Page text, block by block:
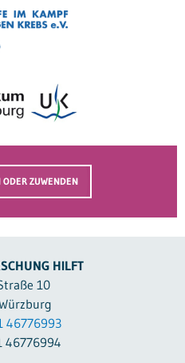
ODER ZUWENDEN
HILFT
10
46776993
46776994